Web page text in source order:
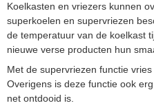
Koelkasten en vriezers kunnen
superkoelen en supervriezen
de temperatuur van de koelkast
nieuwe verse producten hun
Met de supervriezen functie
Overigens is deze functie ook
net ontdooid is.